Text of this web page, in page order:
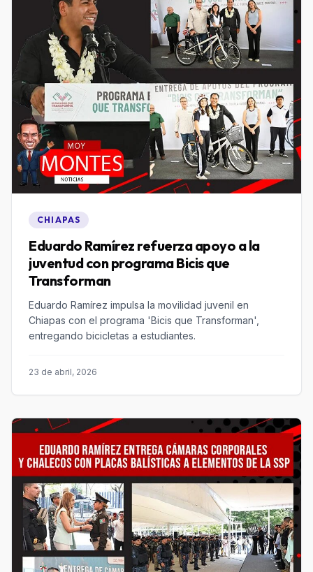
CHIAPAS
Eduardo Ramírez refuerza apoyo a la
juventud con programa Bicis que
Transforman
Eduardo Ramírez impulsa la movilidad juvenil en
Chiapas con el programa 'Bicis que Transforman',
entregando bicicletas a estudiantes.
23 de abril, 2026